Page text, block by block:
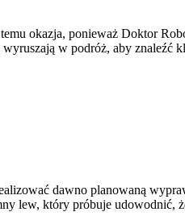
okazja, ponieważ Doktor
w podróż, aby znaleźć
dawno planowaną
lew, który próbuje udowodnić,